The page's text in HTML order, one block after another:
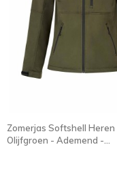
Zomerjas Softshell Heren
Olijfgroen - Ademend -